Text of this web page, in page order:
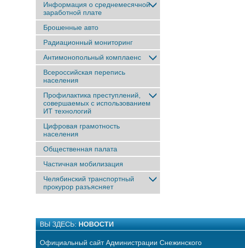
Информация о среднемесячной
заработной плате
Брошенные авто
Радиационный мониторинг
Антимонопольный комплаенс
Всероссийская перепись
населения
Профилактика преступлений,
совершаемых с использованием
ИТ технологий
Цифровая грамотность
населения
Общественная палата
Частичная мобилизация
Челябинский транспортный
прокурор разъясняет
ВЫ ЗДЕСЬ: НОВОСТИ
Официальный сайт Администрации Снежинского